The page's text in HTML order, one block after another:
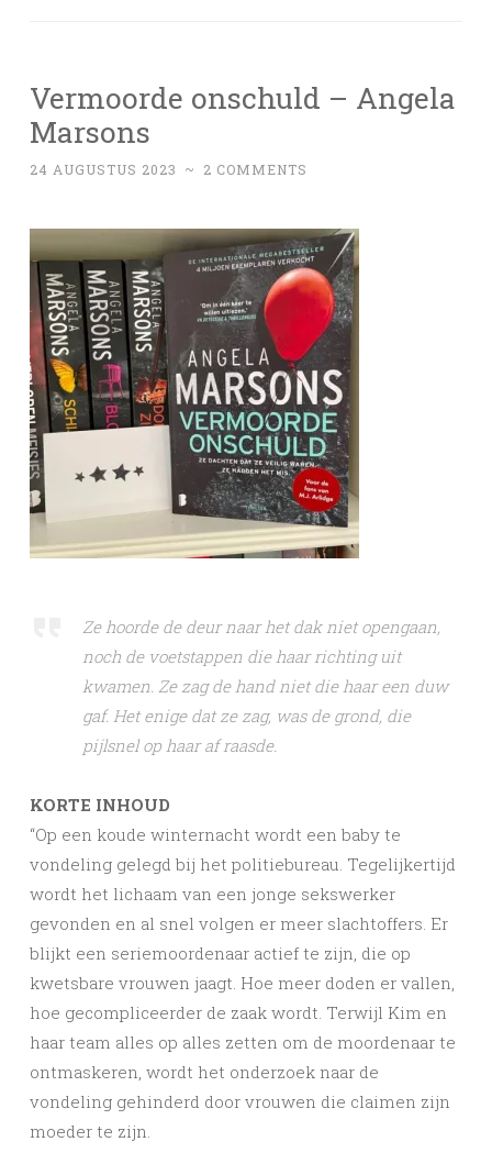
Vermoorde onschuld – Angela
Marsons
24 AUGUSTUS 2023 ~ 2 COMMENTS
Ze hoorde de deur naar het dak niet opengaan,
noch de voetstappen die haar richting uit
kwamen. Ze zag de hand niet die haar een duw
gaf. Het enige dat ze zag, was de grond, die
pijlsnel op haar af raasde.
KORTE INHOUD
“Op een koude winternacht wordt een baby te
vondeling gelegd bij het politiebureau. Tegelijkertijd
wordt het lichaam van een jonge sekswerker
gevonden en al snel volgen er meer slachtoffers. Er
blijkt een seriemoordenaar actief te zijn, die op
kwetsbare vrouwen jaagt. Hoe meer doden er vallen,
hoe gecompliceerder de zaak wordt. Terwijl Kim en
haar team alles op alles zetten om de moordenaar te
ontmaskeren, wordt het onderzoek naar de
vondeling gehinderd door vrouwen die claimen zijn
moeder te zijn.